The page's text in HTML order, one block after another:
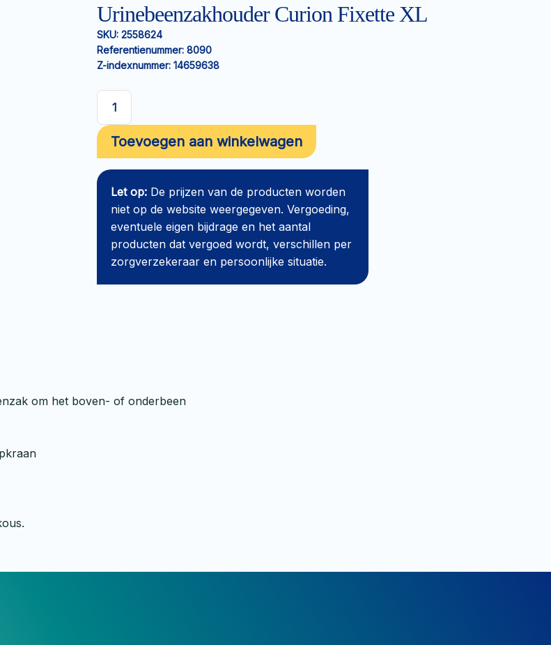
Urinebeenzakhouder Curion Fixette XL
SKU: 2558624
Referentienummer: 8090
Z-indexnummer: 14659638
Urinebeenzakhouder
Curion
Fixette
XL
aantal
Toevoegen aan winkelwagen
Let op: De prijzen van de producten worden
niet op de website weergegeven. Vergoeding,
eventuele eigen bijdrage en het aantal
producten dat vergoed wordt, verschillen per
zorgverzekeraar en persoonlijke situatie.
om het boven- of onderbeen